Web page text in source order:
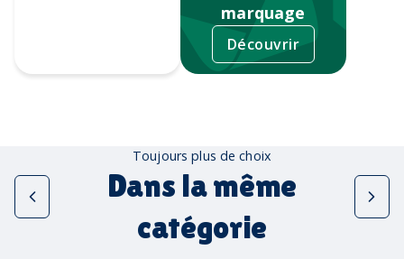
marquage
Découvrir
Toujours plus de choix
Dans la même
catégorie